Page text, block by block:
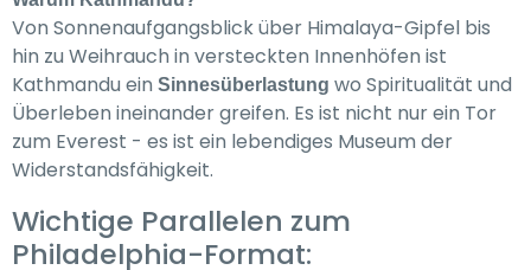
Von Sonnenaufgangsblick über Himalaya-Gipfel bis
hin zu Weihrauch in versteckten Innenhöfen ist
Kathmandu ein Sinnesüberlastung wo Spiritualität und
Überleben ineinander greifen. Es ist nicht nur ein Tor
zum Everest - es ist ein lebendiges Museum der
Widerstandsfähigkeit.
Wichtige Parallelen zum
Philadelphia-Format: